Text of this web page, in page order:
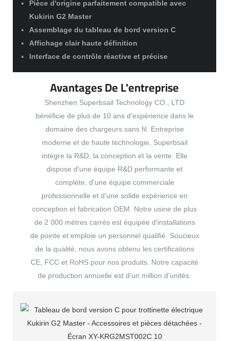
Pièce d'origine parfaitement compatible avec
Kukirin G2 Master
Assemblage du tableau de bord version C
Affichage clair haute définition
Interface de contrôle réactive et précise
Avantages De L'entreprise
Shenzhen Superbsail Technology CO., LTD
bénéficie de plus de 10 ans d'expérience dans le
domaine des chargeurs sans fil. Entreprise
moderne et de haute technologie, Superbsail
intègre la R&D, la conception et la vente. Elle
dispose d'une équipe R&D performante et
complète, d'une équipe commerciale
professionnelle et d'une solide expérience en
conception et fabrication OEM. Notre usine de plus
de 2 000 mètres carrés est équipée d'installations
de pointe et emploie un personnel qualifié. Soucieux
de la qualité, nous avons obtenu les certifications
CE, FCC et RoHS pour nos produits. Notre capacité
de production annuelle est d'un million d'unités.